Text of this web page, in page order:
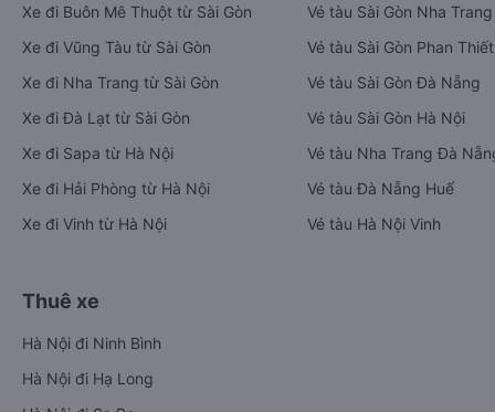
Xe đi Buôn Mê Thuột từ Sài Gòn
Xe đi Vũng Tàu từ Sài Gòn
Xe đi Nha Trang từ Sài Gòn
Xe đi Đà Lạt từ Sài Gòn
Xe đi Sapa từ Hà Nội
Xe đi Hải Phòng từ Hà Nội
Xe đi Vinh từ Hà Nội
Vé tàu Sài Gòn Nha Trang
Vé tàu Sài Gòn Phan Thiết
Vé tàu Sài Gòn Đà Nẵng
Vé tàu Sài Gòn Hà Nội
Vé tàu Nha Trang Đà
Vé tàu Đà Nẵng Huế
Vé tàu Hà Nội Vinh
Thuê xe
Hà Nội đi Ninh Bình
Hà Nội đi Hạ Long